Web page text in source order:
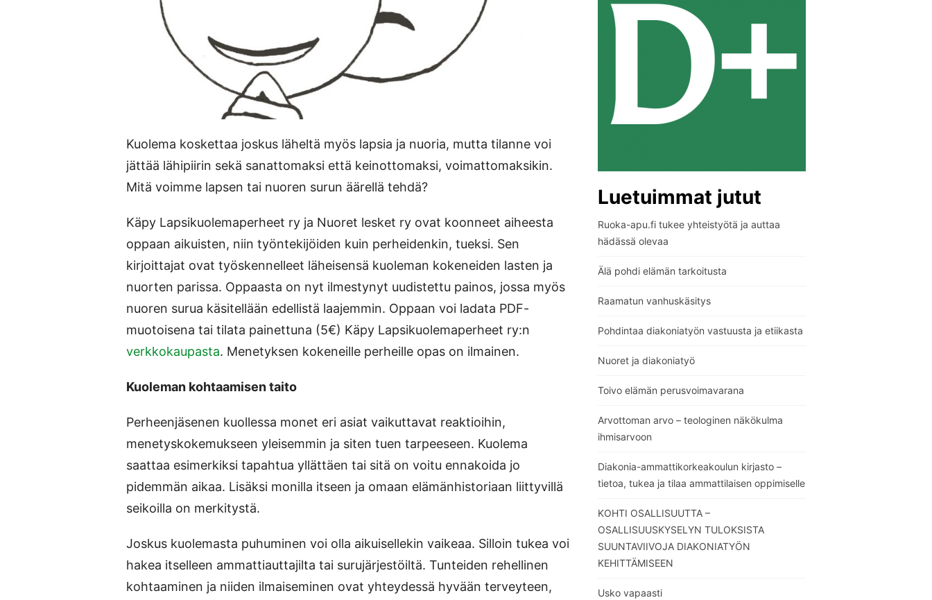
Kuolema koskettaa joskus läheltä myös lapsia ja nuoria, mutta tilanne voi
jättää lähipiirin sekä sanattomaksi että keinottomaksi, voimattomaksikin.
Mitä voimme lapsen tai nuoren surun äärellä tehdä?
Käpy Lapsikuolemaperheet ry ja Nuoret lesket ry ovat koonneet aiheesta
oppaan aikuisten, niin työntekijöiden kuin perheidenkin, tueksi. Sen
kirjoittajat ovat työskennelleet läheisensä kuoleman kokeneiden lasten ja
nuorten parissa. Oppaasta on nyt ilmestynyt uudistettu painos, jossa myös
nuoren surua käsitellään edellistä laajemmin. Oppaan voi ladata PDF-
muotoisena tai tilata painettuna (5€) Käpy Lapsikuolemaperheet ry:n
verkkokaupasta. Menetyksen kokeneille perheille opas on ilmainen.
Kuoleman kohtaamisen taito
Perheenjäsenen kuollessa monet eri asiat vaikuttavat reaktioihin,
menetyskokemukseen yleisemmin ja siten tuen tarpeeseen. Kuolema
saattaa esimerkiksi tapahtua yllättäen tai sitä on voitu ennakoida jo
pidemmän aikaa. Lisäksi monilla itseen ja omaan elämänhistoriaan liittyvillä
seikoilla on merkitystä.
Joskus kuolemasta puhuminen voi olla aikuisellekin vaikeaa. Silloin tukea voi
hakea itselleen ammattiauttajilta tai surujärjestöiltä. Tunteiden rehellinen
kohtaaminen ja niiden ilmaiseminen ovat yhteydessä hyvään terveyteen,
Luetuimmat jutut
Ruoka-apu.fi tukee yhteistyötä ja auttaa
hädässä olevaa
Älä pohdi elämän tarkoitusta
Raamatun vanhuskäsitys
Pohdintaa diakoniatyön vastuusta ja etiikasta
Nuoret ja diakoniatyö
Toivo elämän perusvoimavarana
Arvottoman arvo – teologinen näkökulma
ihmisarvoon
Diakonia-ammattikorkeakoulun kirjasto –
tietoa, tukea ja tilaa ammattilaisen oppimiselle
KOHTI OSALLISUUTTA –
OSALLISUUSKYSELYN TULOKSISTA
SUUNTAVIIVOJA DIAKONIATYÖN
KEHITTÄMISEEN
Usko vapaasti